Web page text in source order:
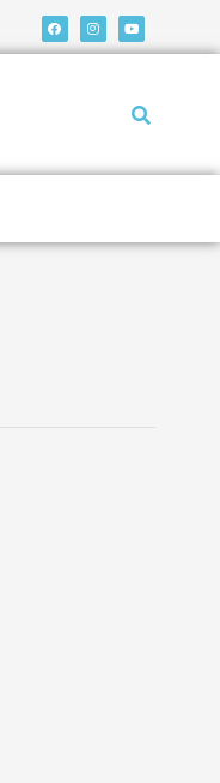
F
a
c
e
I
n
s
t
Y
o
u
t